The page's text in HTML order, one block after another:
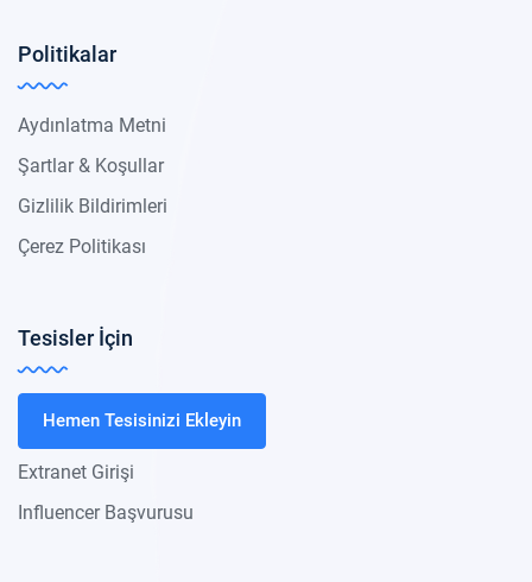
Politikalar
Aydınlatma Metni
Şartlar & Koşullar
Gizlilik Bildirimleri
Çerez Politikası
Tesisler İçin
Hemen Tesisinizi Ekleyin
Extranet Girişi
Influencer Başvurusu